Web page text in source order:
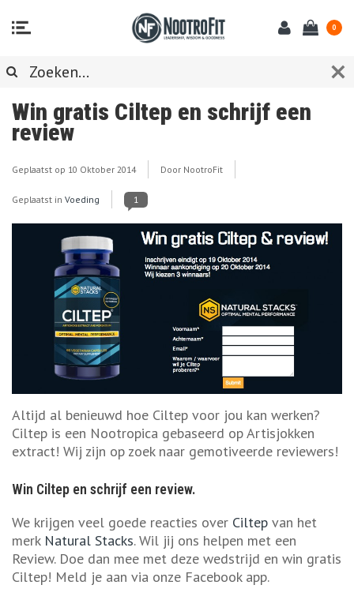
0
Win gratis Ciltep en schrijf een
review
Geplaatst op 10 Oktober 2014 Door NootroFit
Geplaatst in Voeding 1
Altijd al benieuwd hoe Ciltep voor jou kan werken?
Ciltep is een Nootropica gebaseerd op Artisjokken
extract! Wij zijn op zoek naar gemotiveerde reviewers!
Win Ciltep en schrijf een review.
We krijgen veel goede reacties over Ciltep van het
merk Natural Stacks. Wil jij ons helpen met een
Review. Doe dan mee met deze wedstrijd en win gratis
Ciltep! Meld je aan via onze Facebook app.